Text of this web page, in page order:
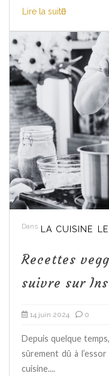
Lire la suite
Dans LA CUISINE
Recettes
suivre sur
14 juin 2024 0
Depuis quelque
sûrement dû à
cuisine....